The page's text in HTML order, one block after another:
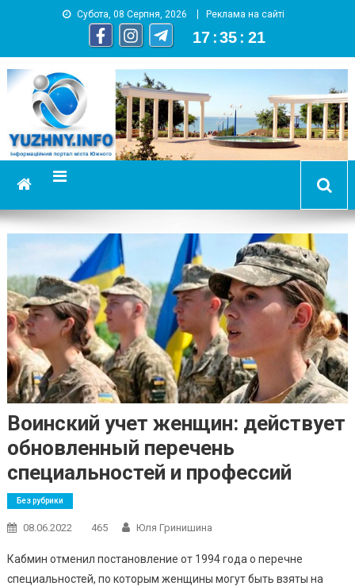
Субота, 08 Серпня, 2026 Реклама на сайті
17 :35 : 21
YUZHNY.INFO
информационный портал города Южный
Воинский учет женщин: действует
обновленный перечень
специальностей и профессий
Без рубрики
08.06.2022 465 Юля Гринишина
Кабмин отменил постановление от 1994 года о перечне
специальностей, по которым женщины могут быть взяты на